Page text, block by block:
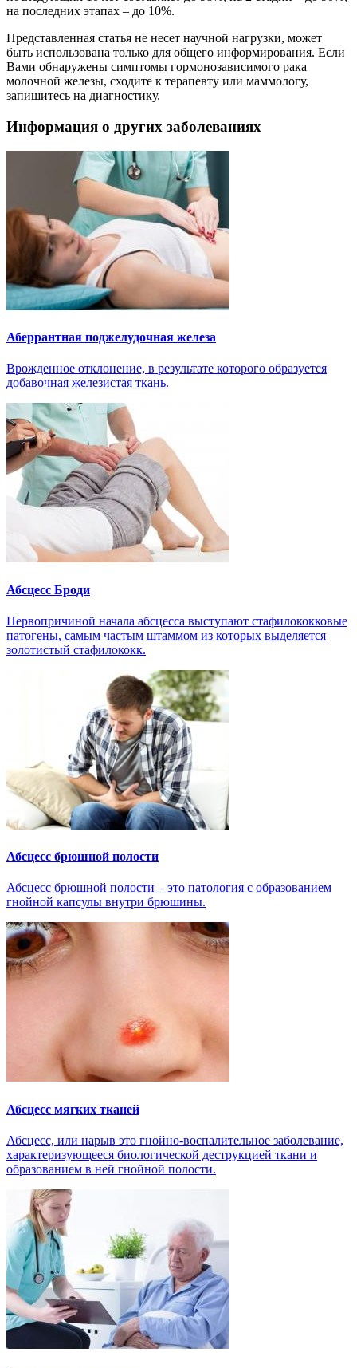
на последних этапах – до 10%.
Представленная статья не несет научной нагрузки, может
быть использована только для общего информирования. Если
Вами обнаружены симптомы гормонозависимого рака
молочной железы, сходите к терапевту или маммологу,
запишитесь на диагностику.
Информация о других заболеваниях
Аберрантная поджелудочная железа
Врожденное отклонение, в результате которого образуется
добавочная железистая ткань.
Абсцесс Броди
Первопричиной начала абсцесса выступают стафилококковые
патогены, самым частым штаммом из которых выделяется
золотистый стафилококк.
Абсцесс брюшной полости
Абсцесс брюшной полости – это патология с образованием
гнойной капсулы внутри брюшины.
Абсцесс мягких тканей
Абсцесс, или нарыв это гнойно-воспалительное заболевание,
характеризующееся биологической деструкцией ткани и
образованием в ней гнойной полости.